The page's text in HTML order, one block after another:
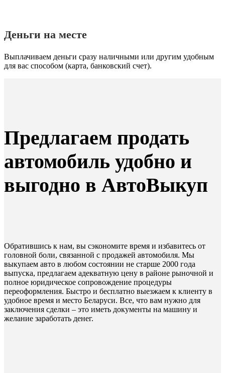
Деньги на месте
Выплачиваем деньги сразу наличными или другим удобным
для вас способом (карта, банковский счет).
Предлагаем продать
автомобиль удобно и
выгодно в АвтоВыкуп
Обратившись к нам, вы сэкономите время и избавитесь от
головной боли, связанной с продажей автомобиля. Мы
выкупаем авто в любом состоянии не старше 2000 года
выпуска, предлагаем адекватную цену в районе рыночной и
полное юридическое сопровождение процедуры
переоформления. Быстро и бесплатно выезжаем к клиенту в
удобное время и место Беларуси. Все, что вам нужно для
заключения сделки – это иметь документы на машину и
желание заработать денег.